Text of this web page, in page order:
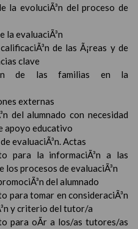
la evoluciÃ³n del proceso de
la evaluaciÃ³n
de las Ã¡reas y de
clave
de las familias en la
externas
del alumnado con necesidad
apoyo educativo
evaluaciÃ³n. Actas
para la informaciÃ³n a las
los procesos de evaluaciÃ³n
del alumnado
para tomar en consideraciÃ³n
y criterio del tutor/a
para oÃ­r a los/as tutores/as